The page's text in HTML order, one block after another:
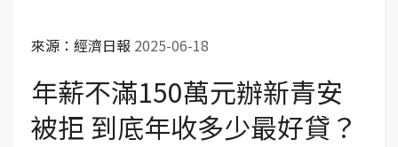
來源：經濟日報 2025-06-18
年薪不滿150萬元辦新青安
被拒 到底年收多少最好貸？